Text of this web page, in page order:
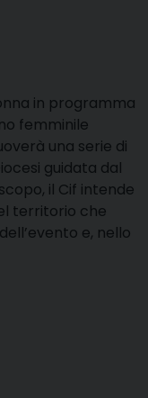
in programma
femminile
una serie di
guidata dal
il Cif intende
territorio che
e, nello